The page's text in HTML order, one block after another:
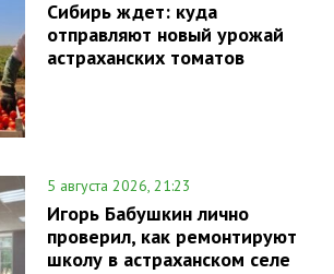
Сибирь ждет: куда
отправляют новый урожай
астраханских томатов
5 августа 2026, 21:23
Игорь Бабушкин лично
проверил, как ремонтируют
школу в астраханском селе